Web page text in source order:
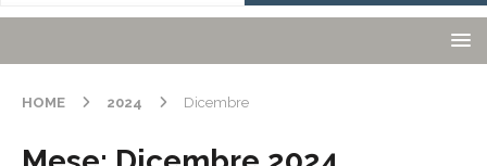
HOME 2024 Dicembre